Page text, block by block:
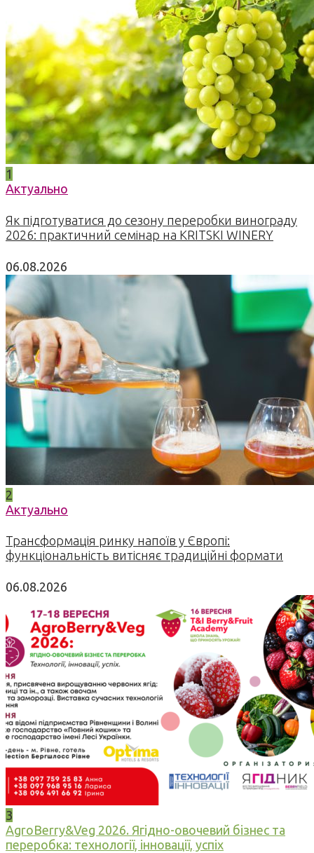
1
Актуально
Як підготуватися до сезону переробки винограду
2026: практичний семінар на KRITSKI WINERY
06.08.2026
2
Актуально
Трансформація ринку напоїв у Європі:
функціональність витісняє традиційні формати
06.08.2026
3
AgroBerry&Veg 2026. Ягідно-овочевий бізнес та
переробка: технології, інновації, успіх